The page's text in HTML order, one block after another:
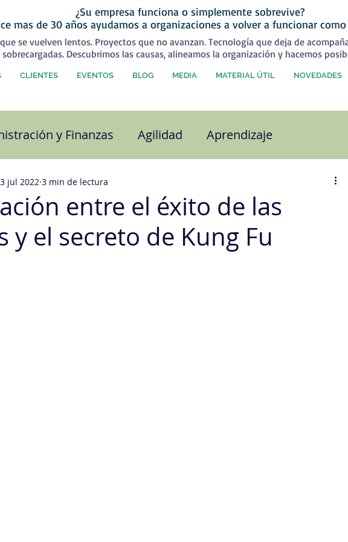
¿Su empresa funciona o simplemente sobrevive?
mas de 30 años ayudamos a organizaciones a volver a funcionar
se vuelven lentos. Proyectos que no avanzan. Tecnología que deja de
sobrecargadas. Descubrimos las causas, alineamos la organización y hacemos
CLIENTES EVENTOS BLOG MEDIA MATERIAL ÚTIL NOVEDADES
y Finanzas Agilidad Aprendizaje
Capital Humano
organizacional Desarrollo Personal Estrategia
entre el éxito de las
y el secreto de Kung Fu
jul 2022 3 min de lectura